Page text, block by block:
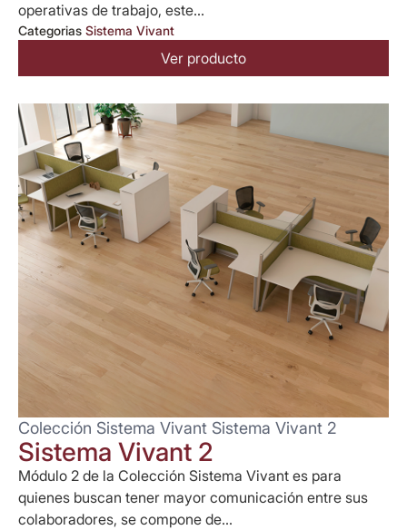
operativas de trabajo, este...
Categorias Sistema Vivant
Ver producto
Colección Sistema Vivant Sistema Vivant 2
Sistema Vivant 2
Módulo 2 de la Colección Sistema Vivant es para
quienes buscan tener mayor comunicación entre sus
colaboradores, se compone de...